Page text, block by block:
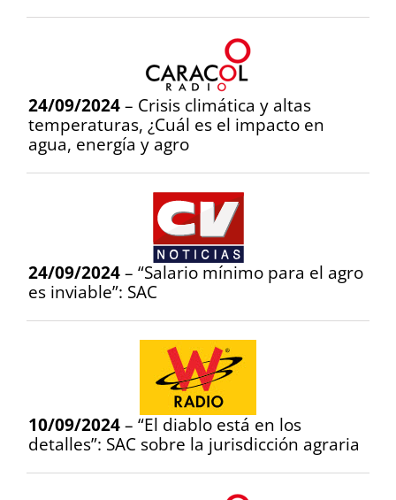
24/09/2024 – Crisis climática y altas
temperaturas, ¿Cuál es el impacto en
agua, energía y agro
24/09/2024 – “Salario mínimo para el agro
es inviable”: SAC
10/09/2024 – “El diablo está en los
detalles”: SAC sobre la jurisdicción agraria